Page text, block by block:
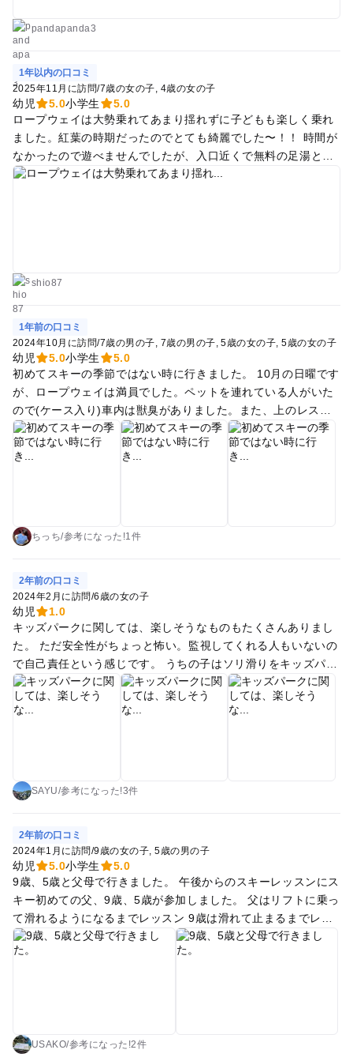
pandapanda3
1年以内の口コミ
2025年11月に訪問/7歳の女の子 4歳の女の子
幼児 5.0小学生
5.0
ロープウェイは大勢乗れてあまり揺れずに子どもも楽しく乗れ
ました。紅葉の時期だったのでとても綺麗でした〜！！ 時間が
なかったので遊べませんでしたが、入口近くで無料の足湯と大
きな滑り台があり楽しめました。次は乗り物に乗りに行きたい
shio87
1年前の口コミ
2024年10月に訪問/7歳の男の子 7歳の男の子 5歳の女の子 5歳の女の子
幼児 5.0小学生
5.0
初めてスキーの季節ではない時に行きました。 10月の日曜です
が、ロープウェイは満員でした。ペットを連れている人がいた
ので(ケース入り)車内は獣臭がありました。また、上のレスト
ランに食材を乗せて運ぶ人もいました。 立ち位置によって見え
る場所が異なりますが、人が多いと外があまり見えません。 イ
タリアンでランチをとりました。並びましたが比較的早く中に
く食べました。 ゴーカートに乗りました。1台1000円で、小5
たが楽しかったです。 ストライダー広場もありました。フリー
のストライダーが5台くらいありました。 遊具もありました。
滑り台が急で、5歳の娘は途中から怖くなってやめました。そ
れでも10回以上は滑りました。 カメムシと蜂がたくさんいまし
た。今年は異常発生で大変ですね。私は平気ですが、子供が怖
がりました。
ちっち/参考になった!1件
2年前の口コミ
2024年2月に訪問/6歳の女の子
幼児
1.0
キッズパークに関しては、楽しそうなものもたくさんありまし
た。 ただ安全性がちょっと怖い。監視してくれる人もいないの
で自己責任という感じです。 うちの子はソリ滑りをキッズパー
クでやった時に、安全柵？ネットを越えて滑り落ちて肝を冷や
しました。 子供と親の双方トラウマになったので、このスノー
パークはもう行かないと思います。 雪が少ないのも要因だった
SAYU/参考に なった!3件
2年前の口コミ
2024年1月に訪問/9歳の女の子 5歳の男の子
幼児 5.0小学生
5.0
9歳、5歳と父母で行きました。 午後からのスキーレッスンにス
キー初めての父、9歳、5歳が参加しました。 父はリフトに乗っ
て滑れるようになるまでレッスン 9歳は滑れて止まるまでレッ
スン 5歳はスキーを自分で着脱、まっすぐ滑って、、止まれ
る？まで上達しました。 リフトチケットを購入していてもった
に行き荷物を預け、ベンリというレンタルショップでウェアと
USAKO/参考になった!2件